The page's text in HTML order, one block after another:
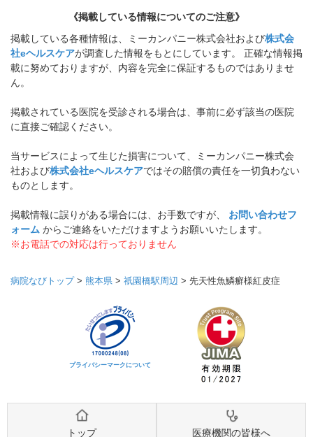
《掲載している情報についてのご注意》
掲載している各種情報は、ミーカンパニー株式会社および株式会
社eヘルスケアが調査した情報をもとにしています。 正確な情報掲
載に努めておりますが、内容を完全に保証するものではありませ
ん。
掲載されている医院を受診される場合は、事前に必ず該当の医院
に直接ご確認ください。
当サービスによって生じた損害について、ミーカンパニー株式会
社および株式会社eヘルスケアではその賠償の責任を一切負わない
ものとします。
掲載情報に誤りがある場合には、お手数ですが、 お問い合わせフ
ォーム からご連絡をいただけますようお願いいたします。
※お電話での対応は行っておりません
病院なびトップ> 熊本県 > 祇園橋駅周辺 > 先天性魚鱗癬様紅皮症
プライバシーマークについて
トップ 医療機関の皆様へ